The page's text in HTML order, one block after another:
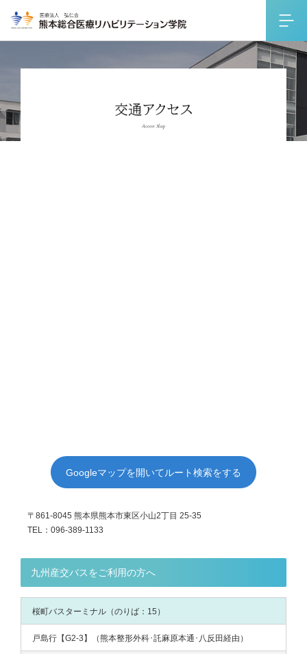
Googleマップを開いてルート検索をする
〒861-8045 熊本県熊本市東区小山2丁目 25-35
TEL：096-389-1133
九州産交バスをご利用の方へ
桜町バスターミナル（のりば：15）
戸島行【G2-3】（熊本整形外科･託麻原本通･八反田経由）